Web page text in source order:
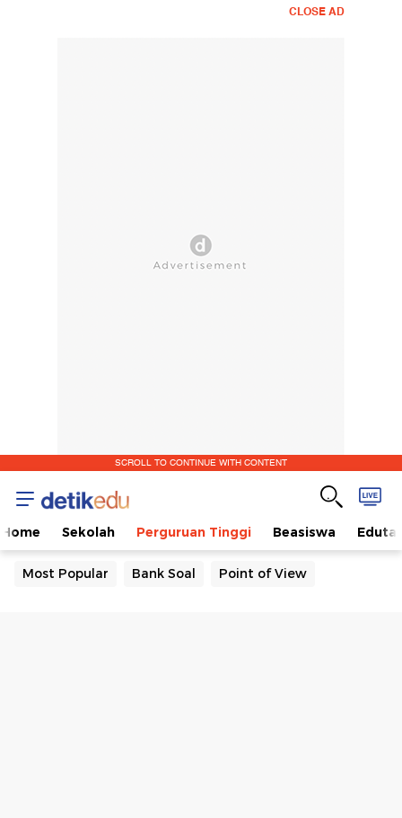
CLOSE AD
SCROLL TO CONTINUE WITH CONTENT
Home Sekolah Perguruan Tinggi Beasiswa
Most Popular Bank Soal Point of View